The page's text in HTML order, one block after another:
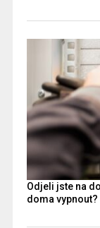
Odjeli jste na
doma vypnout?